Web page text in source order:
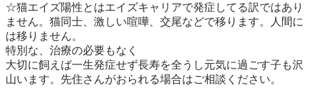
☆猫エイズ陽性とはエイズキャリアで発症してる訳ではあり
ません。猫同士、激しい喧嘩、交尾などで移ります。人間に
は移りません。
特別な、治療の必要もなく
大切に飼えば一生発症せず長寿を全うし元気に過ごす子も沢
山います。先住さんがおられる場合はご相談ください。